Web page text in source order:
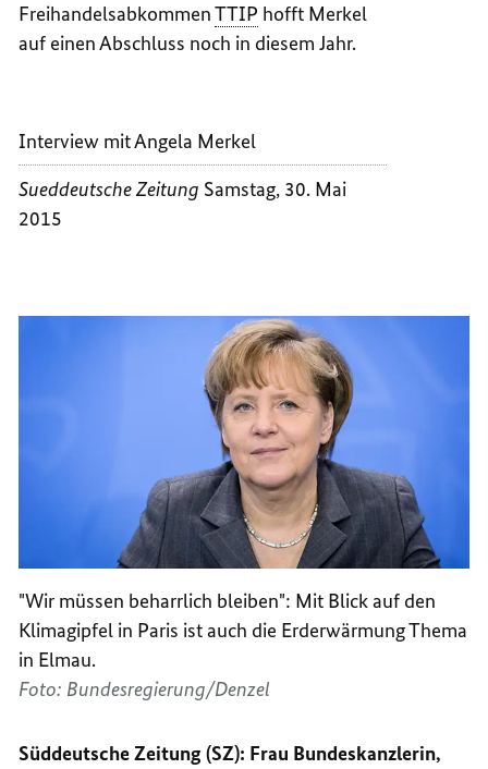
FreihandelsabkommenTTIP hofft Merkel
auf einen Abschluss noch in diesem Jahr.
Interview mit Angela Merkel
Sueddeutsche Zeitung Samstag, 30. Mai
2015
"Wir müssen beharrlich bleiben": Mit Blick auf den
Klimagipfel in Paris ist auch die Erderwärmung Thema
in Elmau.
Foto: Bundesregierung/Denzel
Süddeutsche Zeitung (SZ): Frau Bundeskanzlerin,